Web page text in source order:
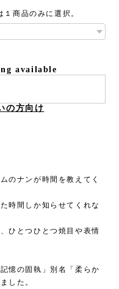
商品のみに選択。
available
の方向け
のナンが時間を教えてく
時間しか知らせてくれな
ひとつひとつ焼目や表情
憶の固執」別名「柔らか
した。